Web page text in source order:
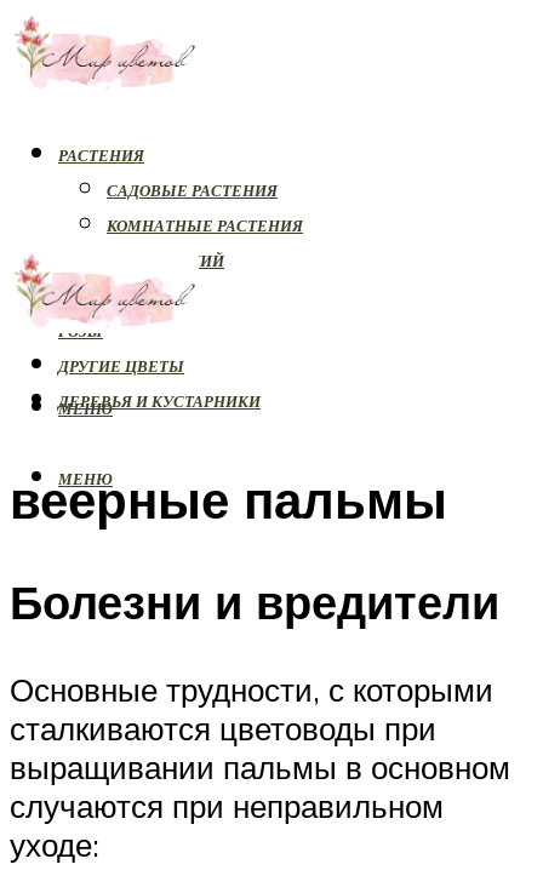
РАСТЕНИЯ
САДОВЫЕ РАСТЕНИЯ
КОМНАТНЫЕ РАСТЕНИЯ
БОЛЕЗНИ РАСТЕНИЙ
ОРХИДЕИ
РОЗЫ
ДРУГИЕ ЦВЕТЫ
ДЕРЕВЬЯ И КУСТАРНИКИ
МЕНЮ
МЕНЮ
веерные пальмы
Болезни и вредители
Основные трудности, с которыми
сталкиваются цветоводы при
выращивании пальмы в основном
случаются при неправильном
уходе: